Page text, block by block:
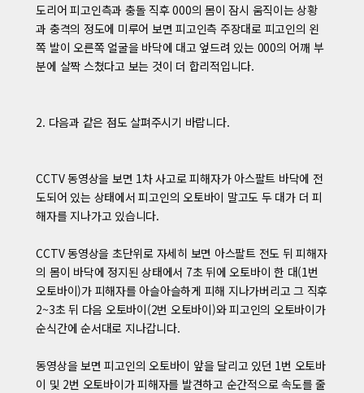
도리어 피고인측과 충돌 직후 000의 몸이 잠시 움직이는 상황
과 충격의 정도에 미루어 보면 피고인측 주장대로 피고인의 왼
쪽 발이 오른쪽 얼굴을 바닥에 대고 엎드려 있는 000의 어깨 부
분에 살짝 스쳤다고 보는 것이 더 합리적입니다.
2. 다음과 같은 점도 살펴주시기 바랍니다.
CCTV 동영상을 보면 1차 사고로 피해자가 아스팔트 바닥에 전
도되어 있는 상태에서 피고인의 오토바이 말고도 두 대가 더 피
해자를 지나가고 있습니다.
CCTV 동영상을 초단위로 자세히 보면 아스팔트 전도 뒤 피해자
의 몸이 바닥에 정지된 상태에서 7초 뒤에 오토바이 한 대(1번
오토바이)가 피해자를 아슬아슬하게 피해 지나가버리고 그 직후
2~3초 뒤 다음 오토바이(2번 오토바이)와 피고인의 오토바이가
순식간에 순서대로 지나갑니다.
동영상을 보면 피고인의 오토바이 앞을 달리고 있던 1번 오토바
이 및 2번 오토바이가 피해자를 발견하고 순간적으로 속도를 줄